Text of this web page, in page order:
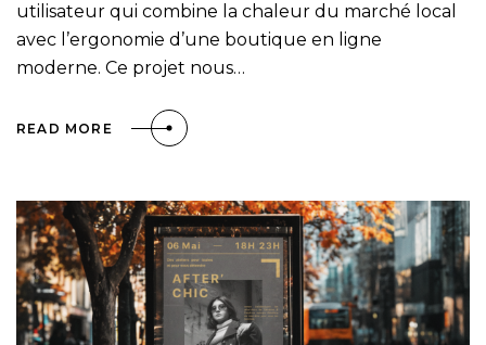
utilisateur qui combine la chaleur du marché local
avec l’ergonomie d’une boutique en ligne
moderne. Ce projet nous…
READ MORE